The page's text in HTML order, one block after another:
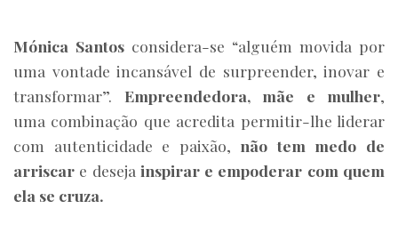
Mónica Santos considera-se “alguém movida por
uma vontade incansável de surpreender, inovar e
transformar”. Empreendedora, mãe e mulher,
uma combinação que acredita permitir-lhe liderar
com autenticidade e paixão, não tem medo de
arriscar e deseja inspirar e empoderar com quem
ela se cruza.